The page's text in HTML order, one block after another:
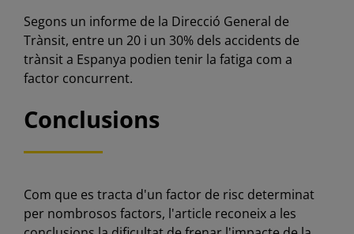
Segons un informe de la Direcció General de
Trànsit, entre un 20 i un 30% dels accidents de
trànsit a Espanya podien tenir la fatiga com a
factor concurrent.
Conclusions
Com que es tracta d'un factor de risc determinat
per nombrosos factors, l'article reconeix a les